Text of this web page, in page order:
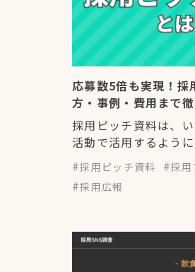
応募数5倍も実現！採
方・事例・費用まで徹
採用ピッチ資料は、
活動で活用するよう
採用ピッチ資料
採用
採用広報